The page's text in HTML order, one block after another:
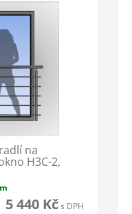
na
H3C-2,
5 440 Kčs DPH